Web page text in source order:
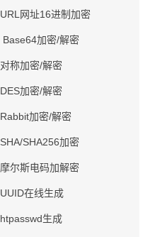
URL网址16进制加密
Base64加密/解密
对称加密/解密
DES加密/解密
Rabbit加密/解密
SHA/SHA256加密
摩尔斯电码加解密
UUID在线生成
htpasswd生成